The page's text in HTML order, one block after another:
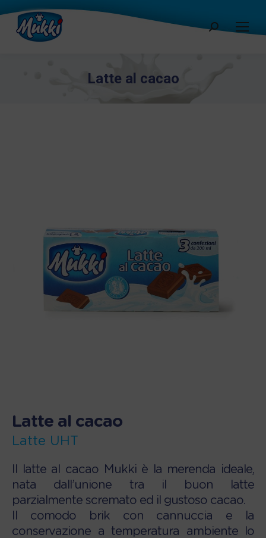
Cerca:
Latte al cacao
Latte al cacao
Latte UHT
Il latte al cacao Mukki è la merenda ideale,
nata dall’unione tra il buon latte
parzialmente scremato ed il gustoso cacao.
Il comodo brik con cannuccia e la
conservazione a temperatura ambiente lo